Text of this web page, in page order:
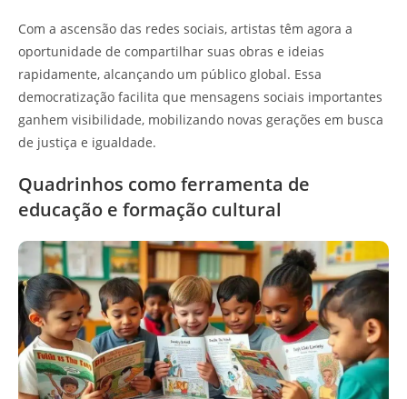
Com a ascensão das redes sociais, artistas têm agora a
oportunidade de compartilhar suas obras e ideias
rapidamente, alcançando um público global. Essa
democratização facilita que mensagens sociais importantes
ganhem visibilidade, mobilizando novas gerações em busca
de justiça e igualdade.
Quadrinhos como ferramenta de
educação e formação cultural